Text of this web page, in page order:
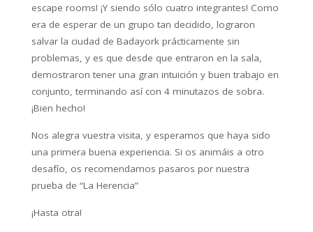
escape rooms! ¡Y siendo sólo cuatro integrantes! Como
era de esperar de un grupo tan decidido, lograron
salvar la ciudad de Badayork prácticamente sin
problemas, y es que desde que entraron en la sala,
demostraron tener una gran intuición y buen trabajo en
conjunto, terminando así con 4 minutazos de sobra.
¡Bien hecho!
Nos alegra vuestra visita, y esperamos que haya sido
una primera buena experiencia. Si os animáis a otro
desafío, os recomendamos pasaros por nuestra
prueba de “La Herencia”
¡Hasta otra!